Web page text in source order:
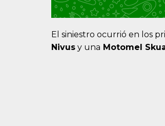
El siniestro ocurrió en los
Nivus y una Motomel